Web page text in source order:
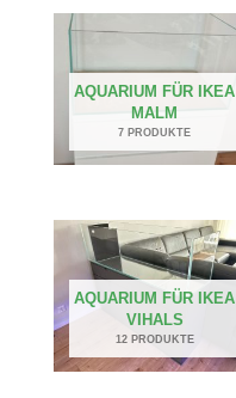
AQUARIUM FÜR IKEA
MALM
7 PRODUKTE
AQUARIUM FÜR IKEA
VIHALS
12 PRODUKTE